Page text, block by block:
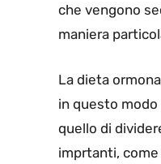
che vengono
maniera
La dieta
in questo
quello di
imprtanti,